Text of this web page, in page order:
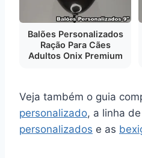
Balões Personalizados
Ração Para Cães
Adultos Onix Premium
Veja também o guia
personalizado, a linha de
personalizados e as